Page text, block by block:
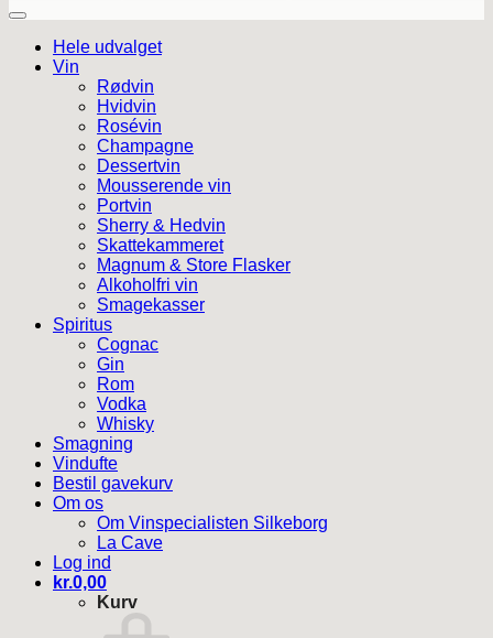
Hele udvalget
Vin
Rødvin
Hvidvin
Rosévin
Champagne
Dessertvin
Mousserende vin
Portvin
Sherry & Hedvin
Skattekammeret
Magnum & Store Flasker
Alkoholfri vin
Smagekasser
Spiritus
Cognac
Gin
Rom
Vodka
Whisky
Smagning
Vindufte
Bestil gavekurv
Om os
Om Vinspecialisten Silkeborg
La Cave
Log ind
kr.0,00
Kurv